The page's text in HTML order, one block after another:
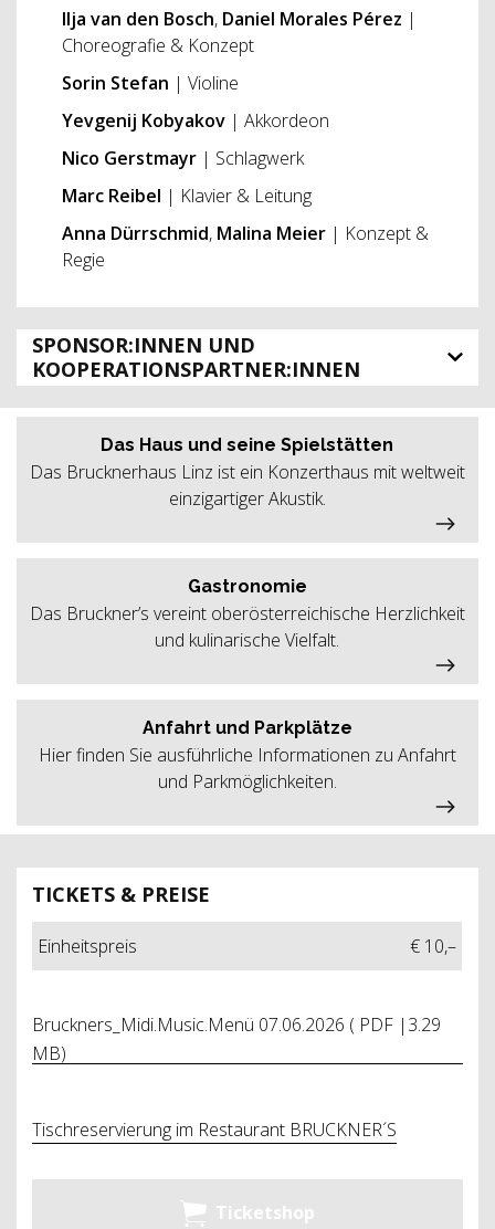
Ilja van den Bosch, Daniel Morales Pérez |
Choreografie & Konzept
Sorin Stefan | Violine
Yevgenij Kobyakov | Akkordeon
Nico Gerstmayr | Schlagwerk
Marc Reibel | Klavier & Leitung
Anna Dürrschmid, Malina Meier | Konzept &
Regie
SPONSOR:INNEN UND
KOOPERATIONSPARTNER:INNEN
TICKETS & PREISE
Einheitspreis € 10,–
Bruckners_Midi.Music.Menü 07.06.2026 ( PDF |3.29
MB)
Tischreservierung im Restaurant BRUCKNER´S
Ticketshop
Das Haus und seine Spielstätten
Das Brucknerhaus Linz ist ein Konzerthaus mit weltweit
einzigartiger Akustik.
Gastronomie
Das Bruckner’s vereint oberösterreichische Herzlichkeit
und kulinarische Vielfalt.
Anfahrt und Parkplätze
Hier finden Sie ausführliche Informationen zu Anfahrt
und Parkmöglichkeiten.